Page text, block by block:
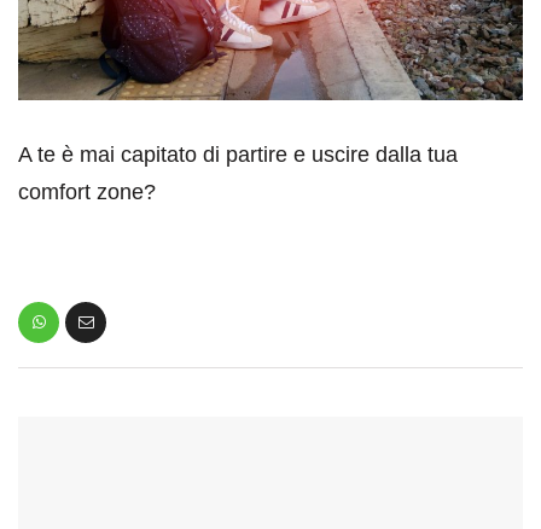
A te è mai capitato di partire e uscire dalla tua
comfort zone?